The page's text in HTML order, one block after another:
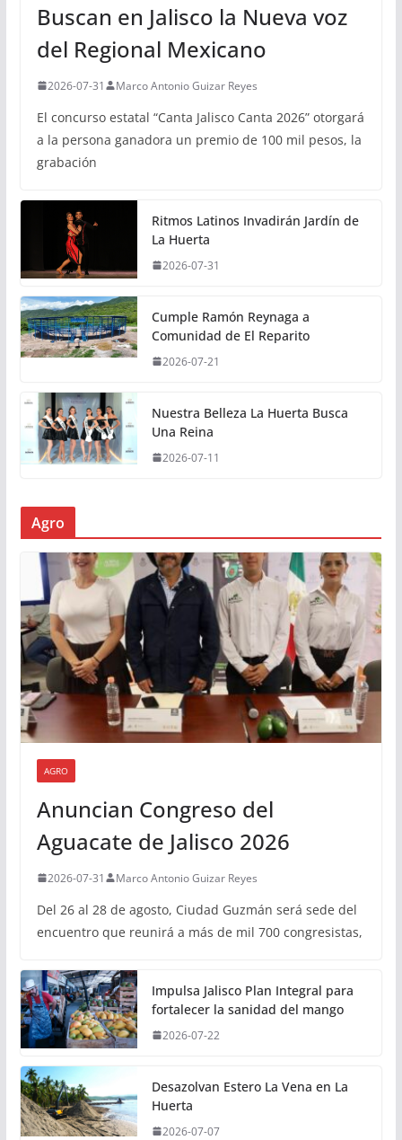
Buscan en Jalisco la Nueva voz
del Regional Mexicano
2026-07-31 Marco Antonio Guizar Reyes
El concurso estatal “Canta Jalisco Canta 2026” otorgará
a la persona ganadora un premio de 100 mil pesos, la
grabación
Ritmos Latinos Invadirán Jardín de
La Huerta
2026-07-31
Cumple Ramón Reynaga a
Comunidad de El Reparito
2026-07-21
Nuestra Belleza La Huerta Busca
Una Reina
2026-07-11
Agro
AGRO
Anuncian Congreso del
Aguacate de Jalisco 2026
2026-07-31 Marco Antonio Guizar Reyes
Del 26 al 28 de agosto, Ciudad Guzmán será sede del
encuentro que reunirá a más de mil 700 congresistas,
Impulsa Jalisco Plan Integral para
fortalecer la sanidad del mango
2026-07-22
Desazolvan Estero La Vena en La
Huerta
2026-07-07